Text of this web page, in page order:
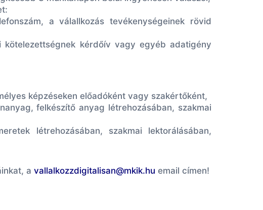
a válallkozás tevékenységeinek rövid
kérdőív vagy egyéb adatigény
képzéseken előadóként vagy szakértőként,
felkészítő anyag létrehozásában, szakmai
létrehozásában, szakmai lektorálásában,
a vallalkozzdigitalisan@mkik.hu email címen!